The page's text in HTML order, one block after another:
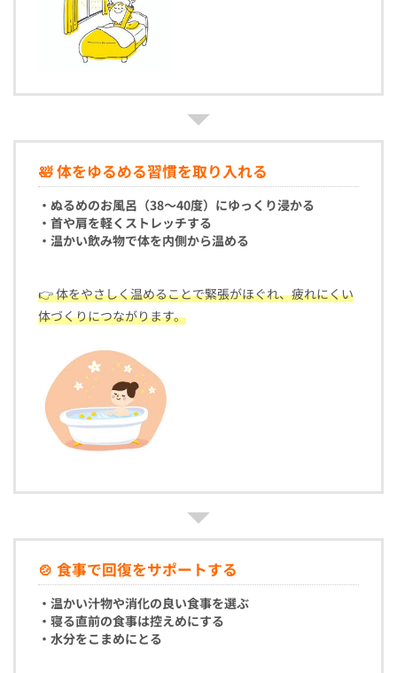
🛀 体をゆるめる習慣を取り入れる
・ぬるめのお風呂（38〜40度）にゆっくり浸かる
・首や肩を軽くストレッチする
・温かい飲み物で体を内側から温める
👉 体をやさしく温めることで緊張がほぐれ、疲れにくい
体づくりにつながります。
🍲 食事で回復をサポートする
・温かい汁物や消化の良い食事を選ぶ
・寝る直前の食事は控えめにする
・水分をこまめにとる